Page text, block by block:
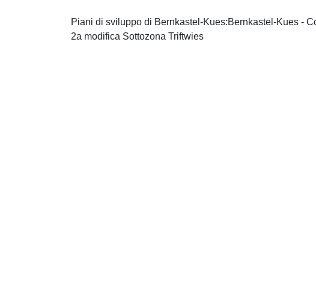
Piani di sviluppo di Bernkastel-Kues:Bernkastel-Kues -
2a modifica Sottozona Triftwies